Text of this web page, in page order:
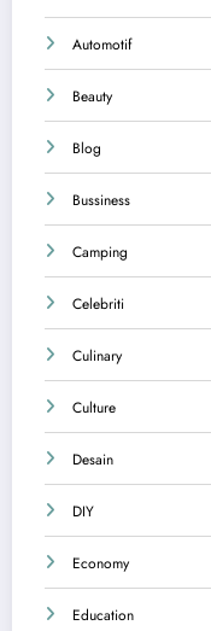
Automotif
Beauty
Blog
Bussiness
Camping
Celebriti
Culinary
Culture
Desain
DIY
Economy
Education